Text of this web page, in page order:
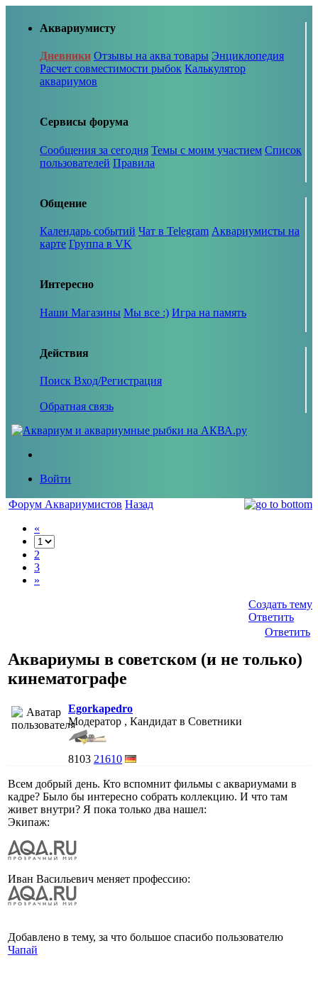
Аквариумисту
Дневники Отзывы на аква товары Энциклопедия
Расчет совместимости рыбок Калькулятор
аквариумов
Сервисы форума
Сообщения за сегодня Темы с моим участием Список
пользователей Правила
Общение
Календарь событий Чат в Telegram Аквариумисты на
карте Группа в VK
Интересно
Наши Магазины Мы все :) Игра на память
Действия
Поиск Вход/Регистрация
Обратная связь
Войти
Форум Аквариумистов Назад
«
2
3
»
Создать тему
Ответить
Ответить
Аквариумы в советском (и не только)
кинематографе
Egorkapedro
Модератор , Кандидат в Советники
8103 21610
Всем добрый день. Кто вспомнит фильмы с аквариумами в
кадре? Было бы интересно собрать коллекцию. И что там
живет внутри? Я пока только два нашел:
Экипаж:
Иван Васильевич меняет профессию:
Добавлено в тему, за что большое спасибо пользователю
Чапай